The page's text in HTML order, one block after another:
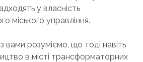
у власність
міського управління.
вами розуміємо, що тоді навіть
в місті трансформаторних